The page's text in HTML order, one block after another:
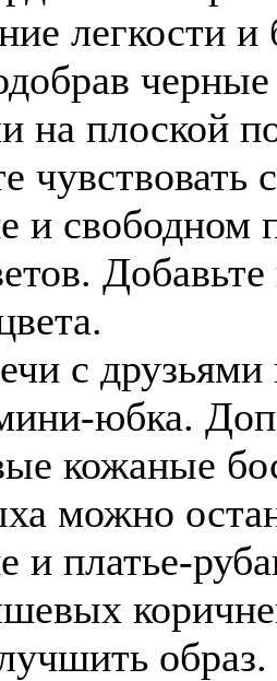
легкости
на плоской
чувствовать
и свободном
с
юбка.
кожаные
можно
и платье-
образ.